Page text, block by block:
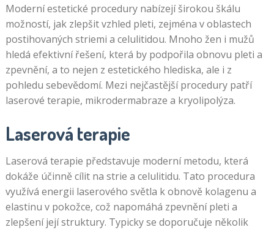
Moderní estetické procedury nabízejí širokou škálu
možností, jak zlepšit vzhled pleti, zejména v oblastech
postihovaných striemi a celulitidou. Mnoho žen i mužů
hledá efektivní řešení, která by podpořila obnovu pleti a
zpevnění, a to nejen z estetického hlediska, ale i z
pohledu sebevědomí. Mezi nejčastější procedury patří
laserové terapie, mikrodermabraze a kryolipolýza.
Laserová terapie
Laserová terapie představuje moderní metodu, která
dokáže účinně cílit na strie a celulitidu. Tato procedura
využívá energii laserového světla k obnově kolagenu a
elastinu v pokožce, což napomáhá zpevnění pleti a
zlepšení její struktury. Typicky se doporučuje několik